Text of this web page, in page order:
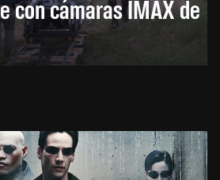
con cámaras IMAX de